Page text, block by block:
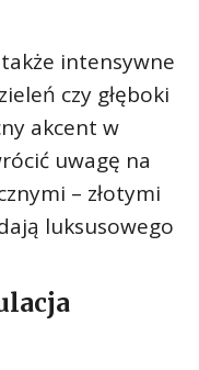
intensywne
czy głęboki
akcent w
uwagę na
– złotymi
luksusowego